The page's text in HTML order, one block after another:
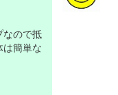
なので抵
は簡単な